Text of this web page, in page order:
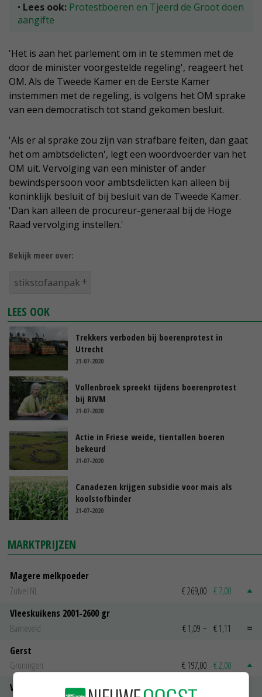
• Lees ook: Protestboeren en Tjeerd de Groot doen
aangifte
'Het is aan het parlement om in te stemmen met de
door de minister voorgestelde regeling', reageert het
OM. Als de Tweede Kamer en de Eerste Kamer
instemmen met de regeling, is volgens het OM sprake
van een democratisch tot stand gekomen besluit.
'Als er al sprake zou zijn van strafbare feiten, dan gaat
het om ambtsdelicten', legt een woordvoerder van het
OM uit. Vervolging van een minister of ander
bewindspersoon voor ambtsdelicten kan alleen bij
koninklijk besluit of bij besluit van de Tweede Kamer.
'Dan kan alleen de procureur-generaal bij de Hoge
Raad vervolging instellen.'
Bekijk meer over:
stikstofaanpak
LEES OOK
Trekkers verboden bij boerenprotest in
Utrecht
21-07-2020
Vollenbroek spreekt tijdens boerenprotest
bij RIVM
21-07-2020
Actie in Friese weide, tientallen boeren
bekeurd
21-07-2020
Canadezen krijgen subsidie voor mais als
koolstofbinder
21-07-2020
MARKTPRIJZEN
Magere melkpoeder
Zuivel NL
€ 269,00 € 7,00
Vleeskuikens 2001-2600 gr
Barneveld
€ 1,09 ~ € 1,11
Gerst
Groningen
€ 197,00 € 2,00
Volle melkpoeder